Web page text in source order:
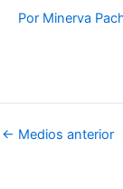
Por Minerva
← Medios anterior